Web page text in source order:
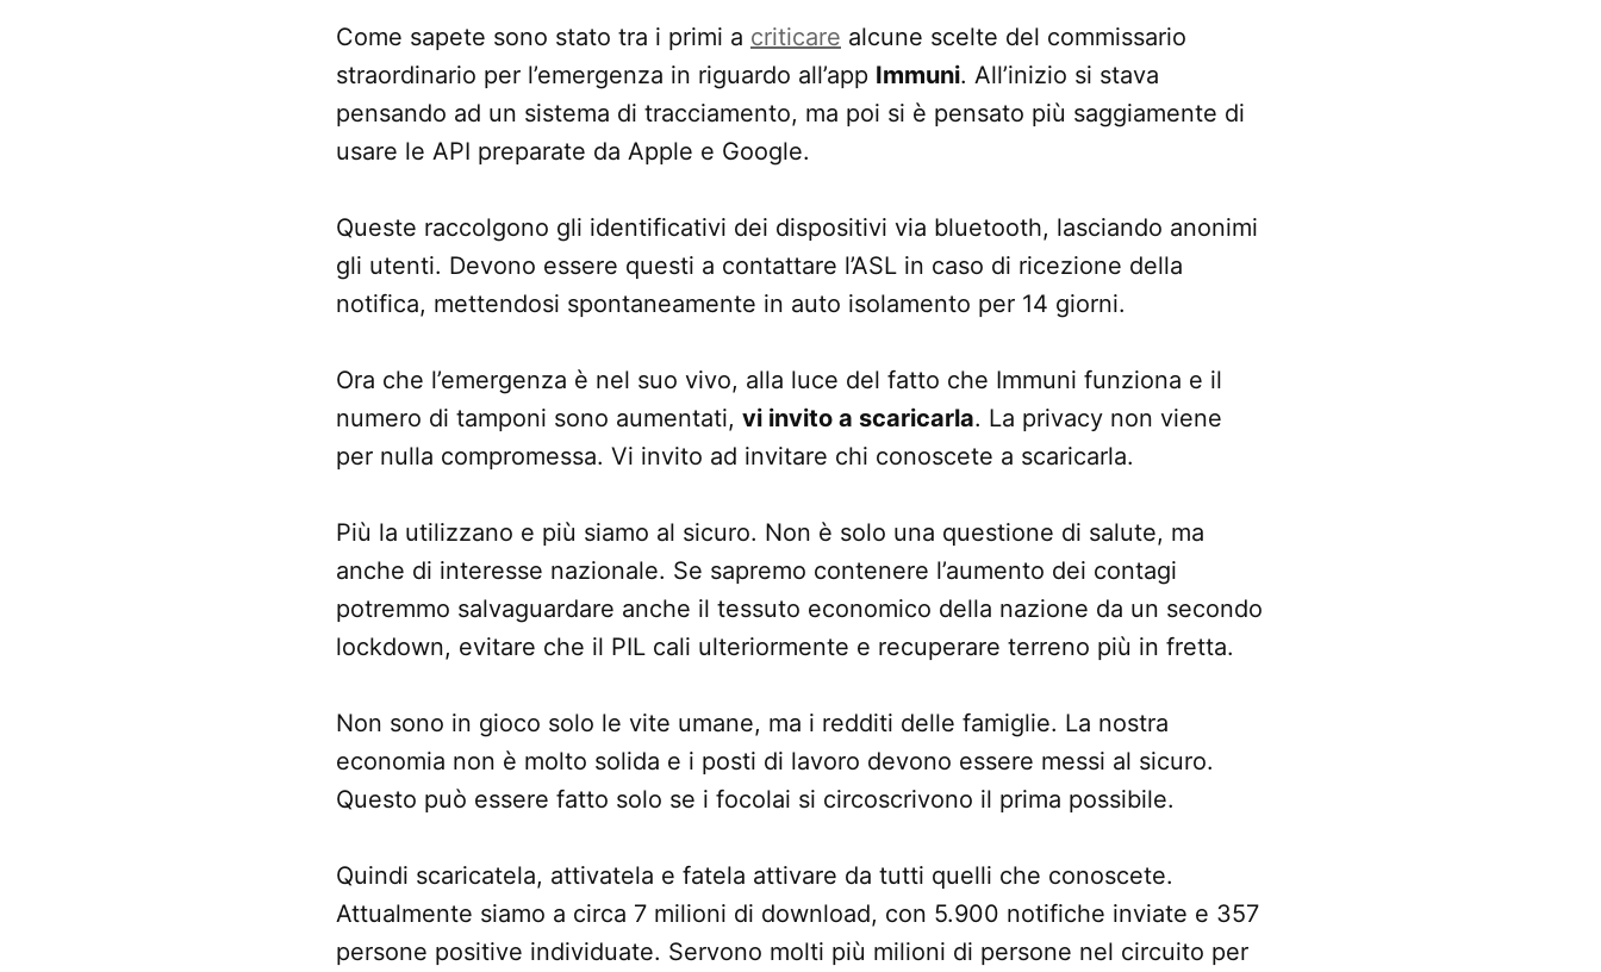
Come sapete sono stato tra i primi a criticare alcune scelte del commissario
straordinario per l’emergenza in riguardo all’app Immuni. All’inizio si stava
pensando ad un sistema di tracciamento, ma poi si è pensato più saggiamente di
usare le API preparate da Apple e Google.
Queste raccolgono gli identificativi dei dispositivi via bluetooth, lasciando anonimi
gli utenti. Devono essere questi a contattare l’ASL in caso di ricezione della
notifica, mettendosi spontaneamente in auto isolamento per 14 giorni.
Ora che l’emergenza è nel suo vivo, alla luce del fatto che Immuni funziona e il
numero di tamponi sono aumentati, vi invito a scaricarla. La privacy non viene
per nulla compromessa. Vi invito ad invitare chi conoscete a scaricarla.
Più la utilizzano e più siamo al sicuro. Non è solo una questione di salute, ma
anche di interesse nazionale. Se sapremo contenere l’aumento dei contagi
potremmo salvaguardare anche il tessuto economico della nazione da un secondo
lockdown, evitare che il PIL cali ulteriormente e recuperare terreno più in fretta.
Non sono in gioco solo le vite umane, ma i redditi delle famiglie. La nostra
economia non è molto solida e i posti di lavoro devono essere messi al sicuro.
Questo può essere fatto solo se i focolai si circoscrivono il prima possibile.
Quindi scaricatela, attivatela e fatela attivare da tutti quelli che conoscete.
Attualmente siamo a circa 7 milioni di download, con 5.900 notifiche inviate e 357
persone positive individuate. Servono molti più milioni di persone nel circuito per